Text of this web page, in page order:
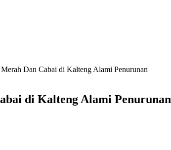
Dan Cabai di Kalteng Alami Penurunan
di Kalteng Alami Penurunan